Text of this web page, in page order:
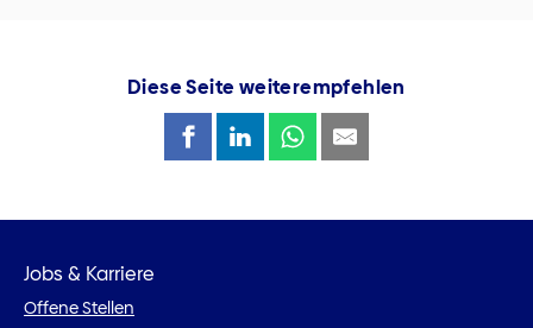
Diese Seite weiterempfehlen
Jobs & Karriere
Offene Stellen